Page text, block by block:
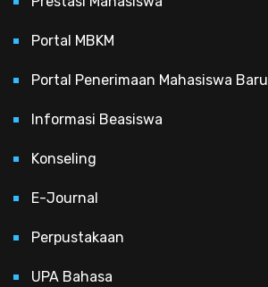
Portal MBKM
Portal Penerimaan Mahasiswa Baru
Informasi Beasiswa
Konseling
E-Journal
Perpustakaan
UPA Bahasa